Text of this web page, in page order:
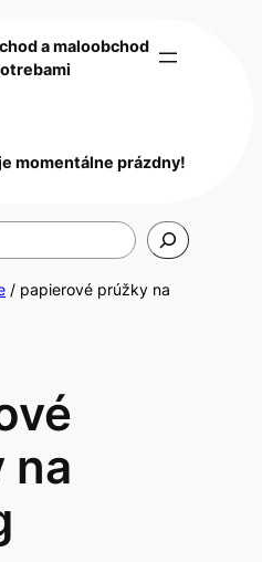
a maloobchod
momentálne prázdny!
/ papierové prúžky na
na